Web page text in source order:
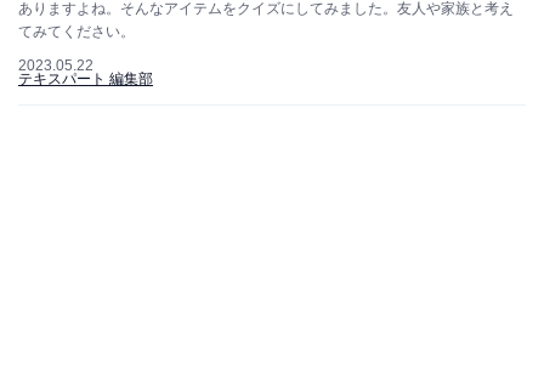
ありますよね。そんなアイテムをクイズにしてみました。友人や家族と考え
てみてください。
2023.05.22
テキスパート 編集部